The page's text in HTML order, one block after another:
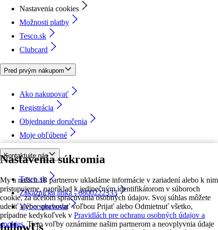
Nastavenia súkromia
My a našich 18 partnerov ukladáme informácie v zariadení alebo k nim
pristupujeme, napríklad k jedinečným identifikátorom v súboroch
cookie, za účelom spracúvania osobných údajov. Svoj súhlas môžete
udeliť alebo spravovať voľbou Prijať alebo Odmietnuť všetko,
prípadne kedykoľvek v Pravidlách pre ochranu osobných údajov a
cookies. Tieto voľby oznámime našim partnerom a neovplyvnia údaje
Nastavenia cookies
Možnosti platby
Tesco.sk
Clubcard
Pred prvým nákupom
Ako nakupovať
Registrácia
Objednanie doručenia
Moje obľúbené
Kontaktujte nás
Tesco.sk
Zákaznícka linka - 0800222333
Výber obchodu
followUs